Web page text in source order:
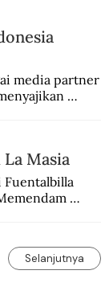
media partner
Masia
Selanjutnya